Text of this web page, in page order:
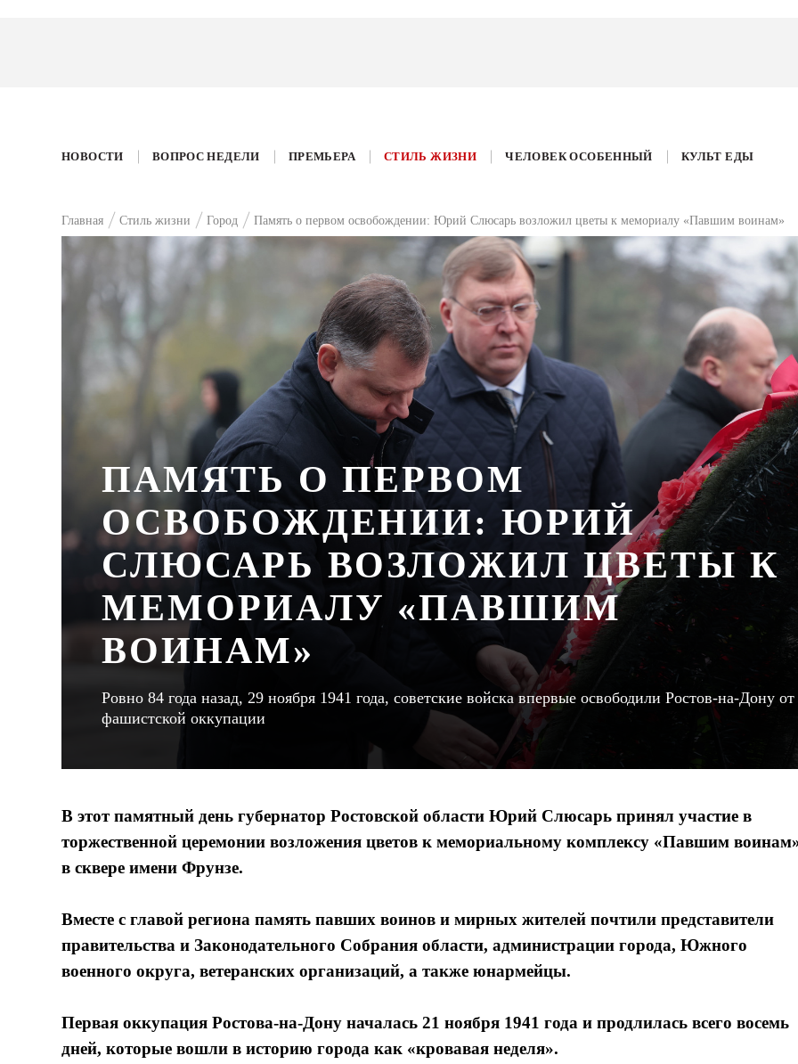
НОВОСТИ ВОПРОС НЕДЕЛИ ПРЕМЬЕРА СТИЛЬ ЖИЗНИ ЧЕЛОВЕК ОСОБЕННЫЙ КУЛЬТ ЕДЫ
Главная Стиль жизни Город Память о первом освобождении: Юрий Слюсарь возложил цветы к мемориалу «Павшим воинам»
ПАМЯТЬ О ПЕРВОМ
ОСВОБОЖДЕНИИ: ЮРИЙ
СЛЮСАРЬ ВОЗЛОЖИЛ ЦВЕТЫ К
МЕМОРИАЛУ «ПАВШИМ
ВОИНАМ»
Ровно 84 года назад, 29 ноября 1941 года, советские войска впервые освободили Ростов-на-Дону от
фашистской оккупации
В этот памятный день губернатор Ростовской области Юрий Слюсарь принял участие в
торжественной церемонии возложения цветов к мемориальному комплексу «Павшим
в сквере имени Фрунзе.
Вместе с главой региона память павших воинов и мирных жителей почтили представители
правительства и Законодательного Собрания области, администрации города, Южного
военного округа, ветеранских организаций, а также юнармейцы.
Первая оккупация Ростова-на-Дону началась 21 ноября 1941 года и продлилась всего восемь
дней, которые вошли в историю города как «кровавая неделя».